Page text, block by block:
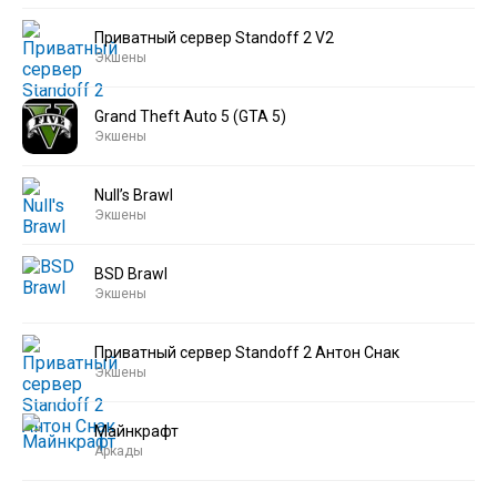
Приватный сервер Standoff 2 V2
Экшены
Grand Theft Auto 5 (GTA 5)
Экшены
Null’s Brawl
Экшены
BSD Brawl
Экшены
Приватный сервер Standoff 2 Антон Снак
Экшены
Майнкрафт
Аркады